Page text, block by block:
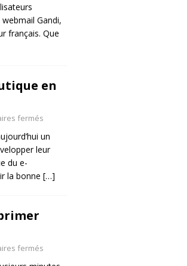
Gandi,
français. Que
en
fermés
un
leur
du e-
la bonne […]
fermés